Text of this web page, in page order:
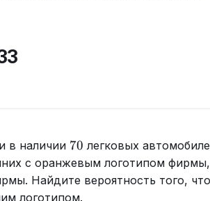
в наличии 70
70 легковых
с оранжевым логотипом
Найдите вероятность того,
логотипом.